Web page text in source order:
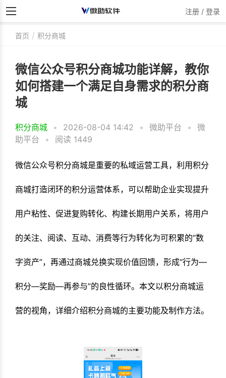
注册 / 登录
首页 积分商城
微信公众号积分商城功能详解，教你
如何搭建一个满足自身需求的积分商
城
积分商城 • 2026-08-04 14:42 • 微助平台 •
微
助平台
• 阅读 1449
微信公众号积分商城是重要的私域运营工具，利用积分
商城打造闭环的积分运营体系，可以帮助企业实现提升
用户粘性、促进复购转化、构建长期用户关系，将用户
的关注、阅读、互动、消费等行为转化为可积累的“数
字资产”，再通过商城兑换实现价值回馈，形成“行为—
积分—奖励—再参与”的良性循环。本文以积分商城运
营的视角，详细介绍积分商城的主要功能及制作方法。